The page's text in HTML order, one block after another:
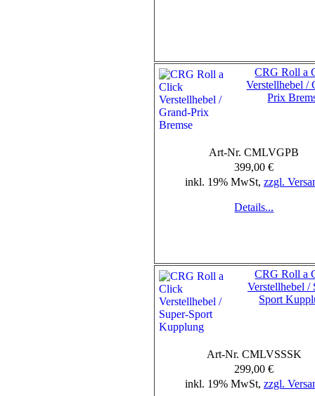
CRG Roll a
Verstellhebel /
Prix
Art-Nr. CMLVGPB
399,00 €
inkl. 19% MwSt, zzgl.
Details...
CRG Roll a
Verstellhebel /
Sport
Art-Nr. CMLVSSSK
299,00 €
inkl. 19% MwSt, zzgl.